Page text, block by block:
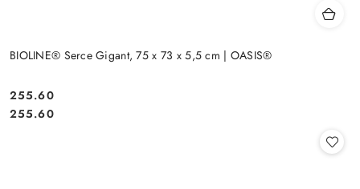
BIOLINE® Serce Gigant, 75 x 73 x 5,5 cm | OASIS®
Cena:
255.60
Cena:
255.60